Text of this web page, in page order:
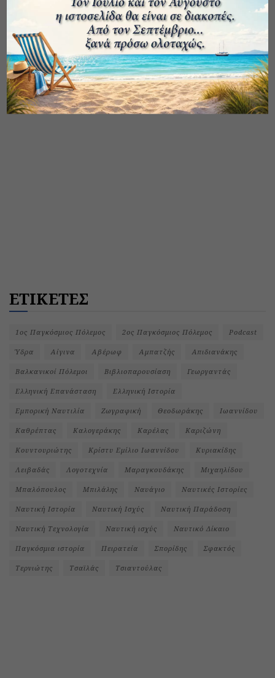
ΕΤΙΚΕΤΕΣ
1ος Παγκόσμιος Πόλεμος 2ος Παγκόσμιος Πόλεμος Podcast
Ύδρα Αίγινα Αβέρωφ Αμπατζής Απιδιανάκης
Βαλκανικοί Πόλεμοι Βιβλιοπαρουσίαση Γεωργαντάς
Ελληνική Επανάσταση Ελληνική Ιστορία
Εμπορική Ναυτιλία Ζωγραφική Θεοδωράκης Ιωαννίδου
Καθρέπτας Καλογεράκης Καρέλας Καριζώνη
Κουντουριώτης Κρίστυ Εμίλιο Ιωαννίδου Κυριακίδης
Λειβαδάς Λογοτεχνία Μαραγκουδάκης Μιχαηλίδου
Μπαλόπουλος Μπιλάλης Ναυάγιο Ναυτικές Ιστορίες
Ναυτική Ιστορία Ναυτική Ισχύς Ναυτική Παράδοση
Ναυτική Τεχνολογία Ναυτική ισχύς Ναυτικό Δίκαιο
Παγκόσμια ιστορία Πειρατεία Σπορίδης Σφακτός
Τερνιώτης Τσαϊλάς Τσιαντούλας